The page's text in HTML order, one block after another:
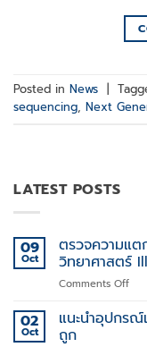
Posted in News
sequencing, Next
LATEST POSTS
09
Oct
ตรวจความแ
วิทยาศาสตร์
Comments Offon
คว
02
Oct
แนะนำอุปกร
ถูก